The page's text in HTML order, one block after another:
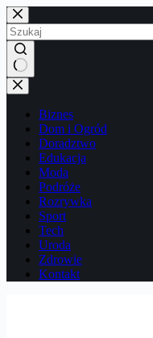
Przejdź
do
treści
Brak
wyników
Biznes
Dom i Ogród
Doradztwo
Edukacja
Moda
Podróże
Rozrywka
Sport
Tech
Uroda
Zdrowie
Kontakt